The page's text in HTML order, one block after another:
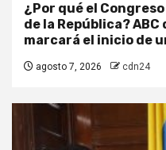
¿Por qué el
de la República?
marcará el inicio de
agosto 7, 2026 cdn24